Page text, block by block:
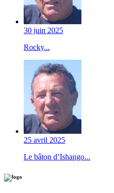
30 juin 2025
Rocky...
25 avril 2025
Le bâton d’Ishango...